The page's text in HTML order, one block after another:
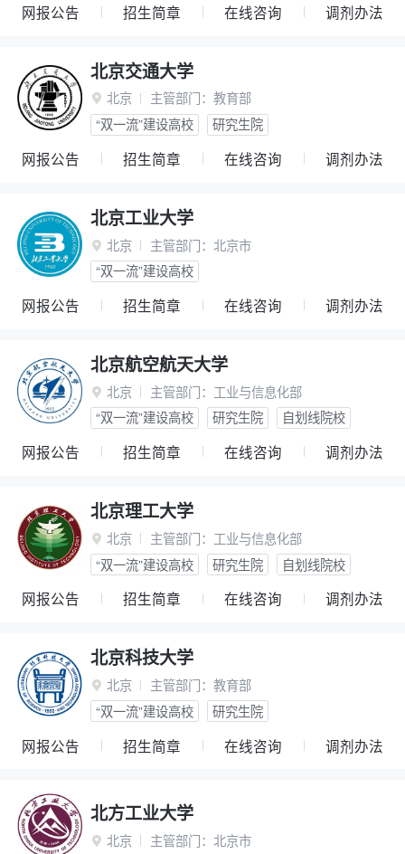
网报公告 招生简章 在线咨询 调剂办法
北京交通大学
 北京 主管部门： 教育部
“双一流”建设高校
研究生院
网报公告 招生简章 在线咨询 调剂办法
北京工业大学
 北京 主管部门： 北京市
“双一流”建设高校
网报公告 招生简章 在线咨询 调剂办法
北京航空航天大学
 北京 主管部门： 工业与信息化部
“双一流”建设高校
研究生院 自划线院校
网报公告 招生简章 在线咨询 调剂办法
北京理工大学
 北京 主管部门： 工业与信息化部
“双一流”建设高校
研究生院 自划线院校
网报公告 招生简章 在线咨询 调剂办法
北京科技大学
 北京 主管部门： 教育部
“双一流”建设高校
研究生院
网报公告 招生简章 在线咨询 调剂办法
北方工业大学
 北京 主管部门： 北京市